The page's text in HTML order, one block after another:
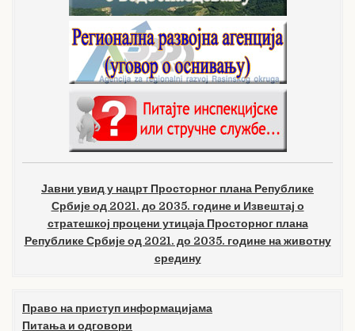
Јавни увид у нацрт Просторног плана Републике
Србије од 2021. до 2035. године и Извештај о
стратешкој процени утицаја Просторног плана
Републике Србије од 2021. до 2035. године на животну
средину
Право на приступ информацијама
Питања и одговори